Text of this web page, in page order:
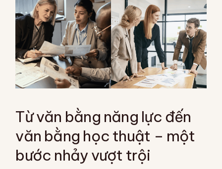
Từ văn bằng năng lực đến
văn bằng học thuật – một
bước nhảy vượt trội